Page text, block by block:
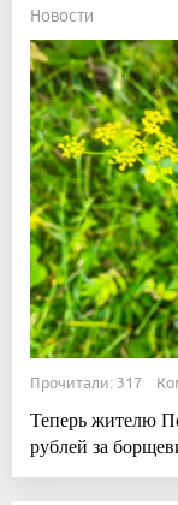
Новости
Прочитали: 317
Теперь жителю
рублей за